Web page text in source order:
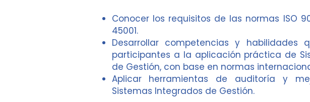
Conocer los requisitos de las normas ISO
45001.
Desarrollar competencias y habilidades
participantes a la aplicación práctica de
de Gestión, con base en normas
Aplicar herramientas de auditoría y
Sistemas Integrados de Gestión.